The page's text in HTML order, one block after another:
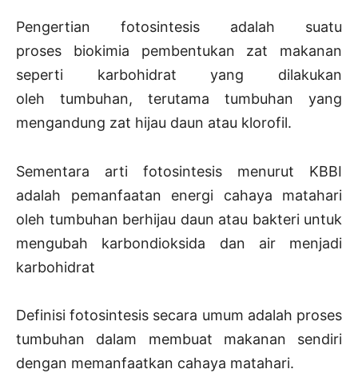
Pengertian fotosintesis adalah suatu
proses biokimia pembentukan zat makanan
seperti karbohidrat yang dilakukan
oleh tumbuhan, terutama tumbuhan yang
mengandung zat hijau daun atau klorofil.
Sementara arti fotosintesis menurut KBBI
adalah pemanfaatan energi cahaya matahari
oleh tumbuhan berhijau daun atau bakteri untuk
mengubah karbondioksida dan air menjadi
karbohidrat
Definisi fotosintesis secara umum adalah proses
tumbuhan dalam membuat makanan sendiri
dengan memanfaatkan cahaya matahari.